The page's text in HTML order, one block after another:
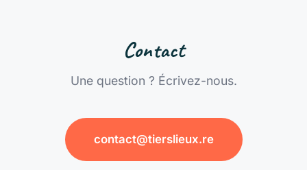
Contact
Une question ? Écrivez-nous.
contact@tierslieux.re